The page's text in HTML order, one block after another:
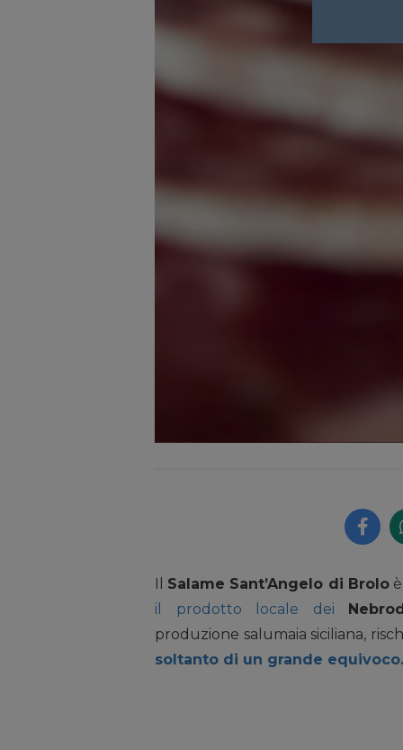
Il Salame Sant’Angelo di Broloè
il prodotto locale dei
produzione salumaia siciliana,
soltanto di un grande equivoco.